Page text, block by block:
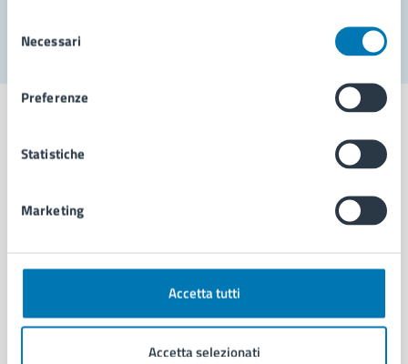
delNecessari
Preferenze
Statistiche
Marketing
Accetta tutti
Accetta selezionati
Aree amministrative
Uffici